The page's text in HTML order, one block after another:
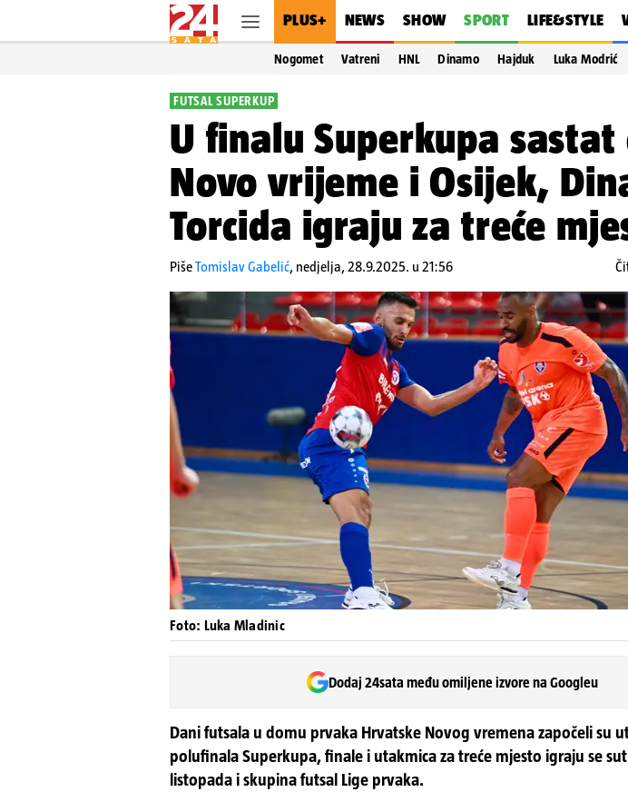
PLUS+ NEWS SHOW SPORT LIFE&STYLE
Nogomet Vatreni HNL Dinamo Hajduk Luka Modrić
FUTSAL SUPERKUP
U finalu Superkupa sastat
Novo vrijeme i Osijek,
Torcida igraju za treće
PišeTomislav Gabelić, nedjelja, 28.9.2025. u 21:56
Foto: Luka Mladinic
Dodaj 24sata među omiljene izvore na Googleu
Dani futsala u domu prvaka Hrvatske Novog vremena započeli su
polufinala Superkupa, finale i utakmica za treće mjesto igraju se
listopada i skupina futsal Lige prvaka.